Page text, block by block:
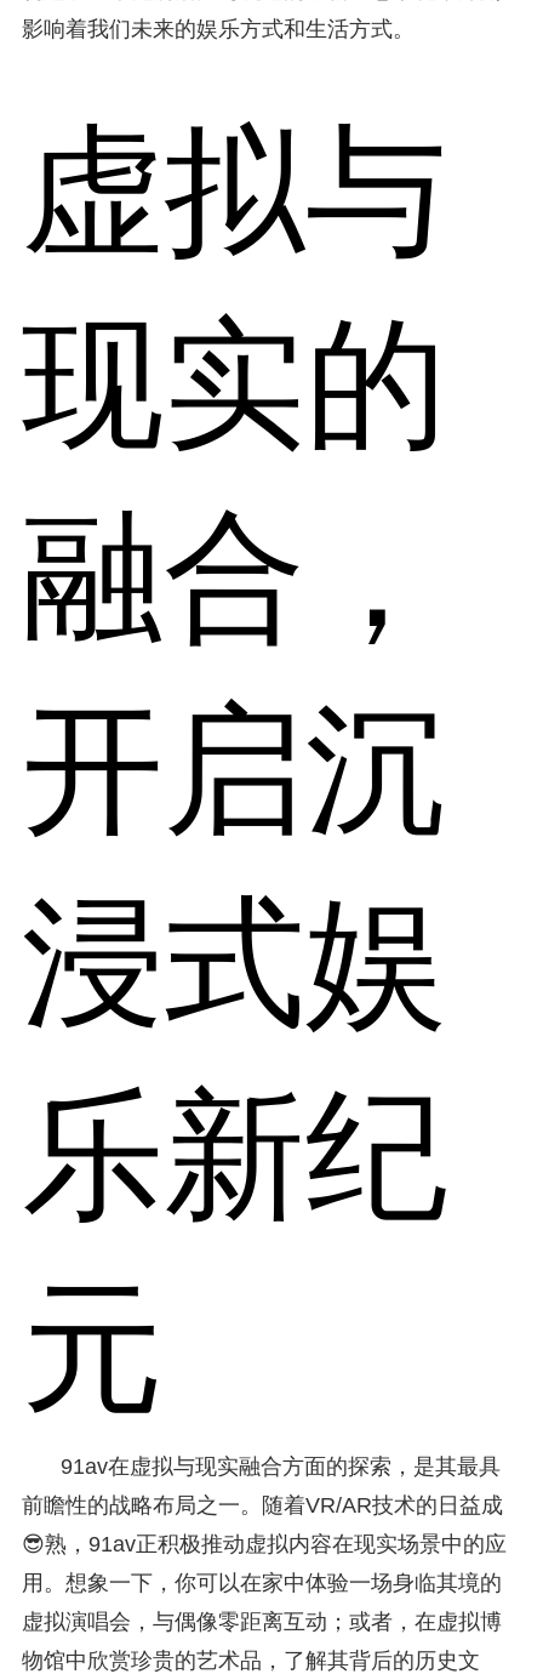
影响着我们未来的娱乐方式和生活方式。
虚拟与
现实的
融合，
开启沉
浸式娱
乐新纪
元
91av在虚拟与现实融合方面的探索，是其最具
前瞻性的战略布局之一。随着VR/AR技术的日益成
😎熟，91av正积极推动虚拟内容在现实场景中的应
用。想象一下，你可以在家中体验一场身临其境的
虚拟演唱会，与偶像零距离互动；或者，在虚拟博
物馆中欣赏珍贵的艺术品，了解其背后的历史文